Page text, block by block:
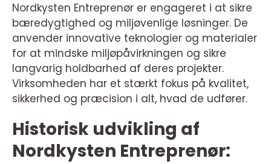
Nordkysten Entreprenør er engageret i at sikre
bæredygtighed og miljøvenlige løsninger. De
anvender innovative teknologier og materialer
for at mindske miljøpåvirkningen og sikre
langvarig holdbarhed af deres projekter.
Virksomheden har et stærkt fokus på kvalitet,
sikkerhed og præcision i alt, hvad de udfører.
Historisk udvikling af
Nordkysten Entreprenør: